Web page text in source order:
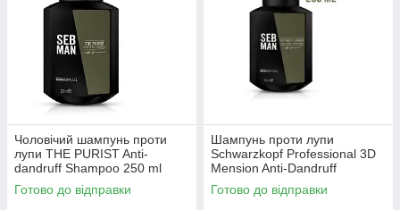
Чоловічий шампунь проти
лупи THE PURIST Anti-
dandruff Shampoo 250 ml
Готово до відправки
Шампунь проти лупи
Schwarzkopf Professional 3D
Mension Anti-Dandruff
Shampoo
Готово до відправки